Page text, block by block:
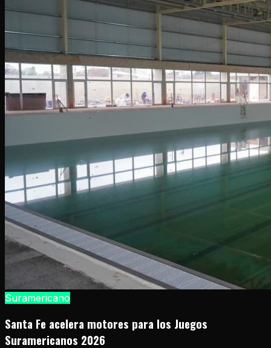
Suramericano
Santa Fe acelera motores para los Juegos
Suramericanos 2026